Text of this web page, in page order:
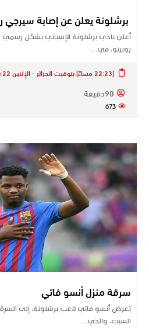
برشلونة يعلن عن إصابة سيرجي
أعلن نادي برشلونة الإسباني بشكل
روبرتو، في…
[22:23 مساءً] بتوقيت الجزائر - الإثنين 22 نوفمبر 2021
90دقيقة
673
سرقة منزل أنسو فاتي
تعرض أنسو فاتي لاعب برشلونة، إلى
السبت، والذي…